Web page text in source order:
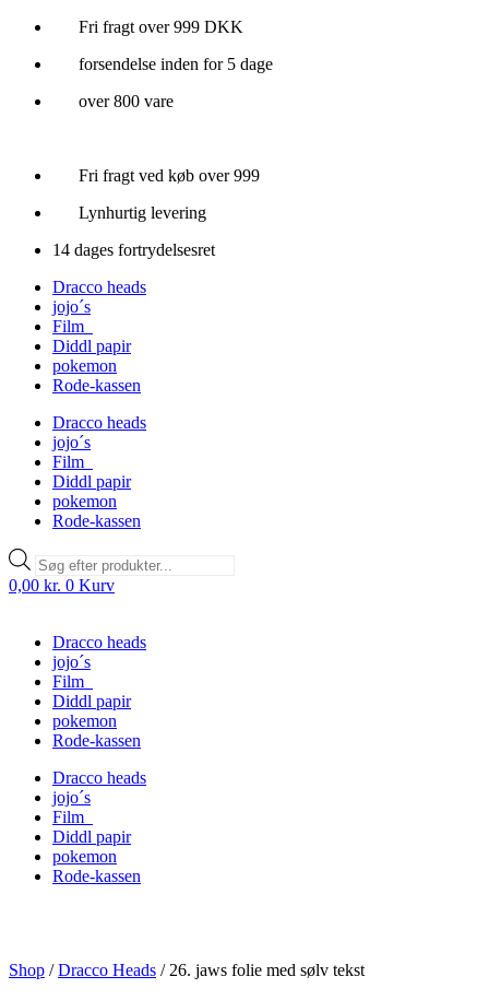
Videre
indhold
Fri fragt over 999 DKK
forsendelse inden for 5 dage
over 800 vare
Fri fragt ved køb over 999
Lynhurtig levering
14 dages fortrydelsesret
Dracco heads
jojo´s
Film
Diddl papir
pokemon
Rode-kassen
Dracco heads
jojo´s
Film
Diddl papir
pokemon
Rode-kassen
Products
search
0,00 kr. 0 Kurv
Dracco heads
jojo´s
Film
Diddl papir
pokemon
Rode-kassen
Dracco heads
jojo´s
Film
Diddl papir
pokemon
Rode-kassen
Shop /Dracco Heads / 26. jaws folie med sølv tekst